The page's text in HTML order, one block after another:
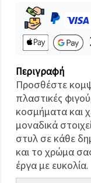
κουμπί
Αποθήκευση.
Στον
Ρυθμίσεις
Περιγραφή
Προσθέστε
πλαστικές
κοσμήματα και
μοναδικά
στυλ σε κάθε
και το χρώμα
έργα με ευκολία.